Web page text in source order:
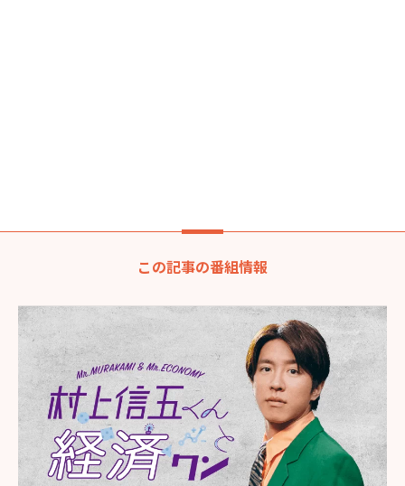
この記事の番組情報